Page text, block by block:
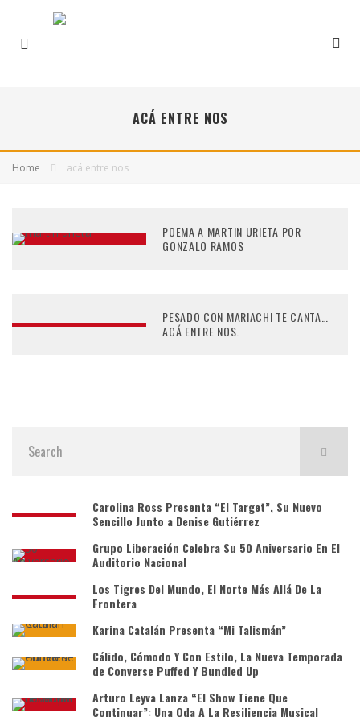
ACÁ ENTRE NOS
Home acá entre nos
POEMA A MARTIN URIETA POR
GONZALO RAMOS
PESADO CON MARIACHI TE CANTA…
ACÁ ENTRE NOS.
Carolina Ross Presenta “El Target”, Su Nuevo
Sencillo Junto a Denise Gutiérrez
Grupo Liberación Celebra Su 50 Aniversario En El
Auditorio Nacional
Los Tigres Del Mundo, El Norte Más Allá De La
Frontera
Karina Catalán Presenta “Mi Talismán”
Cálido, Cómodo Y Con Estilo, La Nueva Temporada
de Converse Puffed Y Bundled Up
Arturo Leyva Lanza “El Show Tiene Que
Continuar”: Una Oda A La Resiliencia Musical